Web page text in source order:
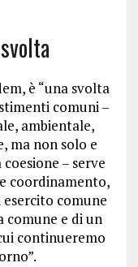
è “una svolta
comuni –
ambientale,
ma non solo e
– serve
coordinamento,
comune
comune e di un
continueremo